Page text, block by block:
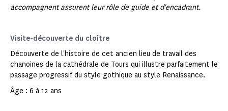
accompagnent assurent leur rôle de guide et d'encadrant.
Visite-découverte du cloître
Découverte de l'histoire de cet ancien lieu de travail des
chanoines de la cathédrale de Tours qui illustre parfaitement le
passage progressif du style gothique au style Renaissance.
Âge : 6 à 12 ans